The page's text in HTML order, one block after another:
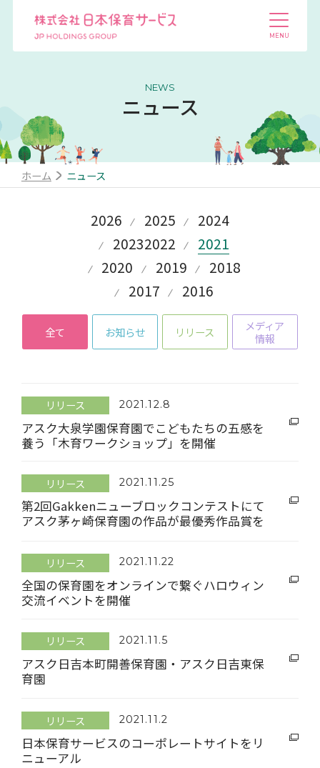
NEWS
ニュース
ホーム ニュース
2026 2025
2024
20232022
2021
2020
2019
2018
2017
2016
全て お知らせ リリース
メディア
情報
リリース 2021.12.8
アスク大泉学園保育園でこどもたちの五感を
養う「木育ワークショップ」を開催
リリース 2021.11.25
第2回Gakkenニューブロックコンテストにて
アスク茅ヶ崎保育園の作品が最優秀作品賞を
リリース 2021.11.22
全国の保育園をオンラインで繋ぐハロウィン
交流イベントを開催
リリース 2021.11.5
アスク日吉本町開善保育園・アスク日吉東保
育園
実施、音楽への興味・関心を育む
リリース 2021.11.2
日本保育サービスのコーポレートサイトをリ
ニューアル